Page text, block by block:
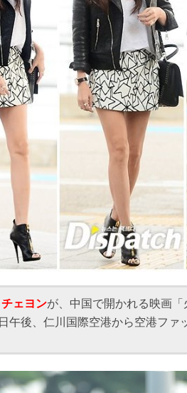
ェヨンが、中国で開かれる映画
午後、仁川国際空港から空港ファ